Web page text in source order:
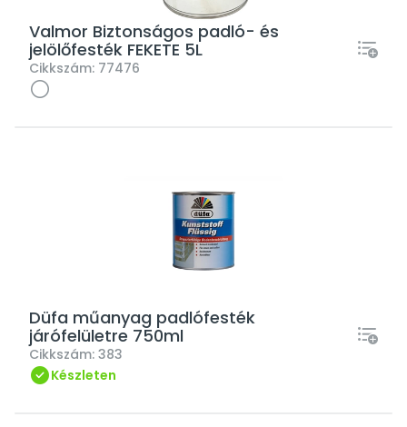
Valmor Biztonságos padló- és
jelölőfesték FEKETE 5L
Cikkszám: 77476
Düfa műanyag padlófesték
járófelületre 750ml
Cikkszám: 383
Készleten